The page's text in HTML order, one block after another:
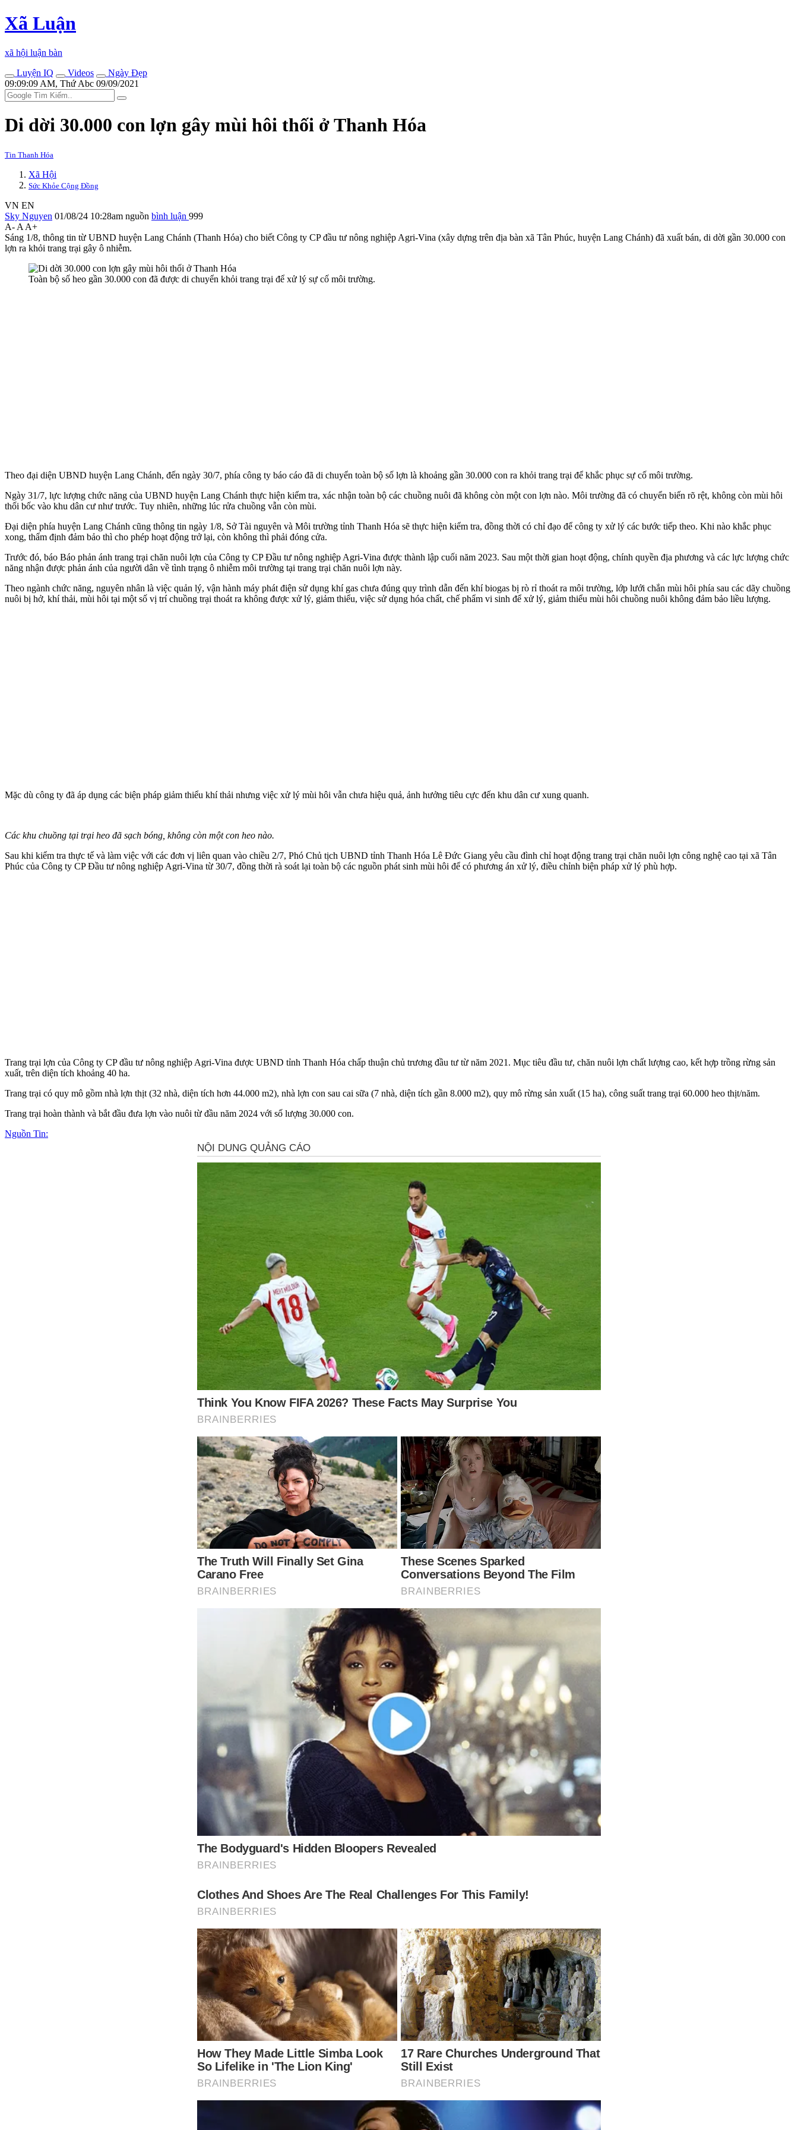
Xã Luận
xã hội luận bàn
Luyện IQ
Videos
Ngày Đẹp
09:09:09 AM, Thứ Abc 09/09/2021
Di dời 30.000 con lợn gây mùi hôi thối ở Thanh Hóa
Tin Thanh Hóa
Xã Hội
Sức Khỏe Cộng Đồng
VN EN
Sky Nguyen 01/08/24 10:28am nguồn bình luận 999
A- A A+
Sáng 1/8, thông tin từ UBND huyện Lang Chánh (Thanh Hóa) cho biết Công ty CP đầu tư nông nghiệp Agri-Vina (xây dựng trên địa bàn xã Tân Phúc, huyện Lang Chánh) đã xuất bán, di dời gần 30.000 con
lợn ra khỏi trang trại gây ô nhiễm.
Toàn bộ số heo gần 30.000 con đã được di chuyển khỏi trang trại để xử lý sự cố môi trường.
Theo đại diện UBND huyện Lang Chánh, đến ngày 30/7, phía công ty báo cáo đã di chuyển toàn bộ số lợn là khoảng gần 30.000 con ra khỏi trang trại để khắc phục sự cố môi trường.
Ngày 31/7, lực lượng chức năng của UBND huyện Lang Chánh thực hiện kiểm tra, xác nhận toàn bộ các chuồng nuôi đã không còn một con lợn nào. Môi trường đã có chuyển biến rõ rệt, không còn mùi hôi
thối bốc vào khu dân cư như trước. Tuy nhiên, những lúc rửa chuồng vẫn còn mùi.
Đại diện phía huyện Lang Chánh cũng thông tin ngày 1/8, Sở Tài nguyên và Môi trường tỉnh Thanh Hóa sẽ thực hiện kiểm tra, đồng thời có chỉ đạo để công ty xử lý các bước tiếp theo. Khi nào khắc phục
xong, thẩm định đảm bảo thì cho phép hoạt động trở lại, còn không thì phải đóng cửa.
Trước đó, báo Báo phản ánh trang trại chăn nuôi lợn của Công ty CP Đầu tư nông nghiệp Agri-Vina được thành lập cuối năm 2023. Sau một thời gian hoạt động, chính quyền địa phương và các lực lượng chức
năng nhận được phản ánh của người dân về tình trạng ô nhiễm môi trường tại trang trại chăn nuôi lợn này.
Theo ngành chức năng, nguyên nhân là việc quản lý, vận hành máy phát điện sử dụng khí gas chưa đúng quy trình dẫn đến khí biogas bị rò rỉ thoát ra môi trường, lớp lưới chắn mùi hôi phía sau các dãy chuồng
nuôi bị hở, khí thải, mùi hôi tại một số vị trí chuồng trại thoát ra không được xử lý, giảm thiểu, việc sử dụng hó‌a chấ‌t, chế phẩm vi sinh để xử lý, giảm thiểu mùi hôi chuồng nuôi không đảm bảo liều lượng.
Mặc dù công ty đã áp dụng các biện pháp giảm thiểu khí thải nhưng việc xử lý mùi hôi vẫn chưa hiệu quả, ảnh hưởng tiêu cực đến khu dân cư xung quanh.
Các khu chuồng tại trại heo đã sạch bóng, không còn một con heo nào.
Sau khi kiểm tra thực tế và làm việc với các đơn vị liên quan vào chiều 2/7, Phó Chủ tịch UBND tỉnh Thanh Hóa Lê Đức Giang yêu cầu đình chỉ hoạt động trang trại chăn nuôi lợn công nghệ cao tại xã Tân
Phúc của Công ty CP Đầu tư nông nghiệp Agri-Vina từ 30/7, đồng thời rà soát lại toàn bộ các nguồn phát sinh mùi hôi để có phương án xử lý, điều chỉnh biện pháp xử lý phù hợp.
Trang trại lợn của Công ty CP đầu tư nông nghiệp Agri-Vina được UBND tỉnh Thanh Hóa chấp thuận chủ trương đầu tư từ năm 2021. Mục tiêu đầu tư, chăn nuôi lợn chất lượng cao, kết hợp trồng rừng sản
xuất, trên diện tích khoảng 40 ha.
Trang trại có quy mô gồm nhà lợn thịt (32 nhà, diện tích hơn 44.000 m2), nhà lợn con sau cai sữa (7 nhà, diện tích gần 8.000 m2), quy mô rừng sản xuất (15 ha), công suất trang trại 60.000 heo thịt/năm.
Trang trại hoàn thành và bắt đầu đưa lợn vào nuôi từ đầu năm 2024 với số lượng 30.000 con.
Nguồn Tin: